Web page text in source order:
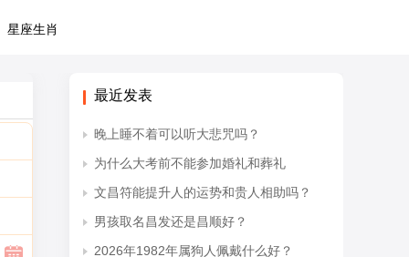
星座生肖
最近发表
晚上睡不着可以听大悲咒吗？
为什么大考前不能参加婚礼和葬礼
文昌符能提升人的运势和贵人相助吗？
男孩取名昌发还是昌顺好？
2026年1982年属狗人佩戴什么好？